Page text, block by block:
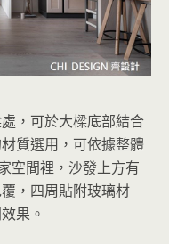
，可於大樑底部結合
質選用，可依據整體
空間裡，沙發上方有
，四周貼附玻璃材
果。